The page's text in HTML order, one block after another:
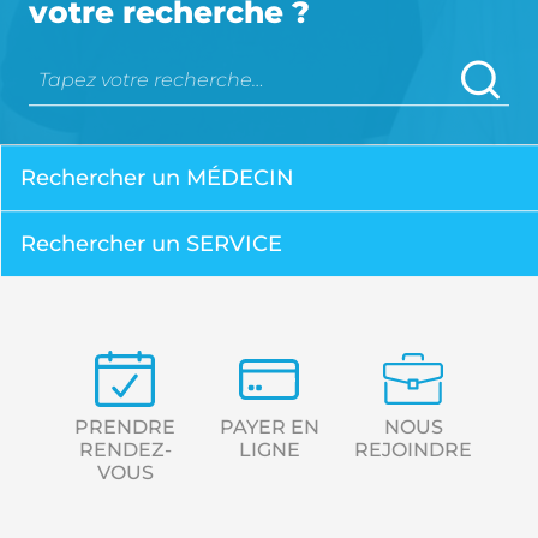
votre recherche ?
OK
Rechercher un MÉDECIN
Rechercher un SERVICE
Accès rapides
PRENDRE
RENDEZ-
VOUS
PAYER EN
LIGNE
NOUS
REJOINDRE